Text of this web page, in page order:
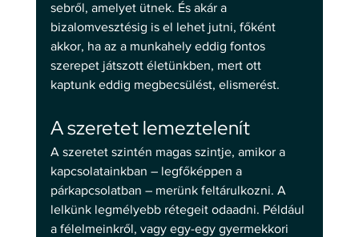
sebről, amelyet ütnek. És akár a
bizalomvesztésig is el lehet jutni, főként
akkor, ha az a munkahely eddig fontos
szerepet játszott életünkben, mert ott
kaptunk eddig megbecsülést, elismerést.
A szeretet lemeztelenít
A szeretet szintén magas szintje, amikor a
kapcsolatainkban – legfőképpen a
párkapcsolatban – merünk feltárulkozni. A
lelkünk legmélyebb rétegeit odaadni. Például
a félelmeinkről, vagy egy-egy gyermekkori